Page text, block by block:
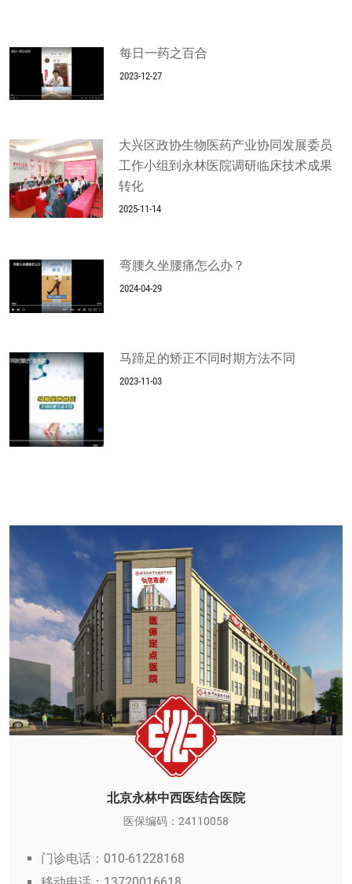
每日一药之百合
2023-12-27
大兴区政协生物医药产业协同发展委员
工作小组到永林医院调研临床技术成果
转化
2025-11-14
弯腰久坐腰痛怎么办？
2024-04-29
马蹄足的矫正不同时期方法不同
2023-11-03
北京永林中西医结合医院
医保编码：24110058
门诊电话：010-61228168